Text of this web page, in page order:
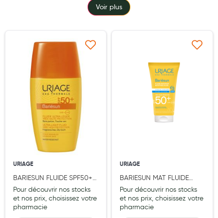
Crème solaire - Visage et corps
Préservatifs - Gels lubrifiants
Accessoires, coutellerie, brosserie
Bouillottes
Parfums et bougies d'ambiance
Beauté au naturel
Mon bébé
Soins bébé
Couches
Voir plus
URIAGE
BARIESUN FLUIDE SPF50+
30ML
Pour découvrir nos stocks
et nos prix, choisissez votre
pharmacie
Ajouter à ma liste d’envie
URIAGE
BARIESUN MAT FLUIDE
SPF50+ T50ML
Pour découvrir nos stocks
et nos prix, choisissez votre
pharmacie
Ajouter à ma liste